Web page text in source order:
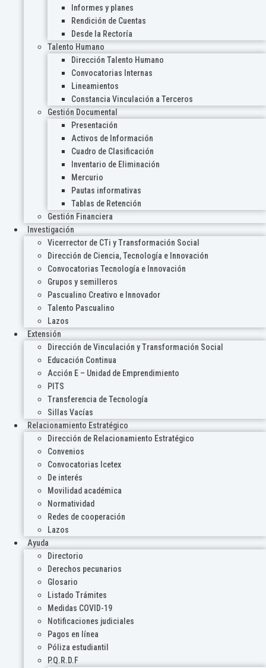
Informes y planes
Rendición de Cuentas
Desde la Rectoría
Talento Humano
Dirección Talento Humano
Convocatorias Internas
Lineamientos
Constancia Vinculación a Terceros
Gestión Documental
Presentación
Activos de Información
Cuadro de Clasificación
Inventario de Eliminación
Mercurio
Pautas informativas
Tablas de Retención
Gestión Financiera
Investigación
Vicerrector de CTi y Transformación Social
Dirección de Ciencia, Tecnología e Innovación
Convocatorias Tecnología e Innovación
Grupos y semilleros
Pascualino Creativo e Innovador
Talento Pascualino
Lazos
Extensión
Dirección de Vinculación y Transformación Social
Educación Continua
Acción E – Unidad de Emprendimiento
PITS
Transferencia de Tecnología
Sillas Vacías
Relacionamiento Estratégico
Dirección de Relacionamiento Estratégico
Convenios
Convocatorias Icetex
De interés
Movilidad académica
Normatividad
Redes de cooperación
Lazos
Ayuda
Directorio
Derechos pecunarios
Glosario
Listado Trámites
Medidas COVID-19
Notificaciones judiciales
Pagos en línea
Póliza estudiantil
P.Q.R.D.F